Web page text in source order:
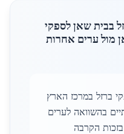
בבית שאן לספקי
מול ערים אחרות
ברזל במרכז הארץ
בהשוואה לערים
הקרבה